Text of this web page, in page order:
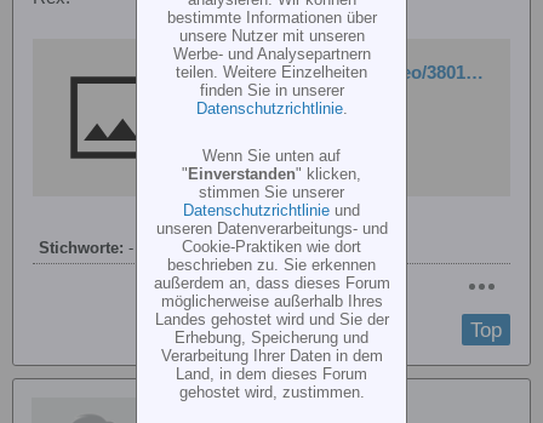
http://www.rcmovie.de/video/3801a09326efe6cf2af2/T-Rex-450-Pro-Microbeast
Stichworte: -
Top
Julius1_de
bestimmte Informationen über
unsere Nutzer mit unseren
Werbe- und Analysepartnern
teilen. Weitere Einzelheiten
finden Sie in unserer
Datenschutzrichtlinie.
Wenn Sie unten auf
" Einverstanden" klicken,
stimmen Sie unserer
Datenschutzrichtlinie und
unseren Datenverarbeitungs- und
Cookie-Praktiken wie dort
beschrieben zu. Sie erkennen
außerdem an, dass dieses Forum
möglicherweise außerhalb Ihres
Landes gehostet wird und Sie der
Erhebung, Speicherung und
Verarbeitung Ihrer Daten in dem
Land, in dem dieses Forum
gehostet wird, zustimmen.